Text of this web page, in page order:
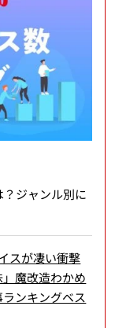
ジャンル別に
スが凄い衝撃
魔改造わかめ
ンキングベス